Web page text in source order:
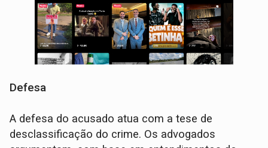
Defesa
A defesa do acusado atua com a tese de
desclassificação do crime. Os advogados